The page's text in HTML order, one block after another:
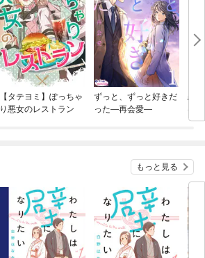
【タテヨミ】ぽっちゃ
り悪女のレストラン
ずっと、ずっと好きだ
った—再会愛—
恋
は
もっと見る